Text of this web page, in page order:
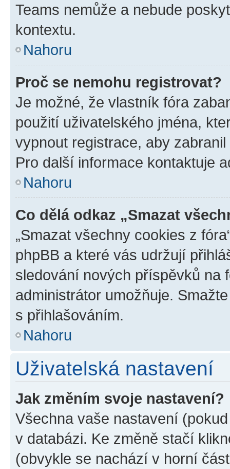
Teams nemůže a nebude
kontextu.
Nahoru
Proč se nemohu registrovat?
Je možné, že vlastník fóra
použití uživatelského jména,
vypnout registrace, aby
Pro další informace kontaktuje
Nahoru
Co dělá odkaz „Smazat
„Smazat všechny cookies z
phpBB a které vás udržují
sledování nových příspěvků na
administrátor umožňuje.
s přihlašováním.
Nahoru
Uživatelská nastavení
Jak změním svoje nastavení?
Všechna vaše nastavení
v databázi. Ke změně stačí
(obvykle se nachází v horní